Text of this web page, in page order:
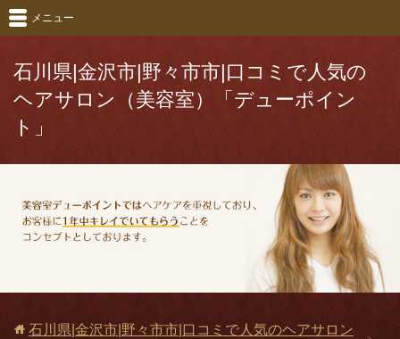
石川県|金沢市|野々市市|口コミで人気の
ヘアサロン（美容室）「デューポイン
ト」
メニュー
石川県|金沢市|野々市市|口コミで人気のヘアサロン